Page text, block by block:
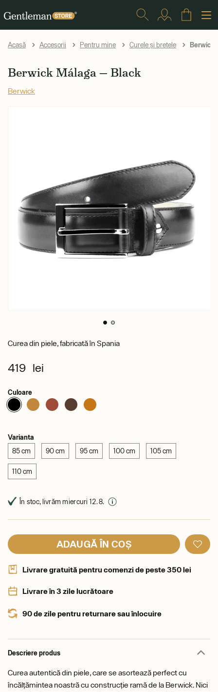
Acasă Accesorii Pentru mine Curele și bretele Berwick
Berwick Málaga — Black
Berwick
Curea din piele, fabricată în Spania
419 lei
Culoare
Varianta
85 cm 90 cm 95 cm 100 cm 105 cm
110 cm
În stoc, livrăm miercuri 12. 8.
ADAUGĂ ÎN COȘ
Livrare gratuită pentru comenzi de peste 350 lei
Livrare în 3 zile lucrătoare
90 de zile pentru returnare sau înlocuire
Descriere produs
Curea autentică din piele, care se asortează perfect cu
încălțămintea noastră cu construcție ramă de la Berwick. Nici